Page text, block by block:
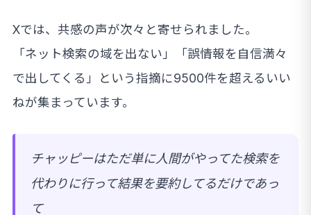
Xでは、共感の声が次々と寄せられました。
「ネット検索の域を出ない」「誤情報を自信満々
で出してくる」という指摘に9500件を超えるいい
ねが集まっています。
チャッピーはただ単に人間がやってた検索を
代わりに行って結果を要約してるだけであっ
て